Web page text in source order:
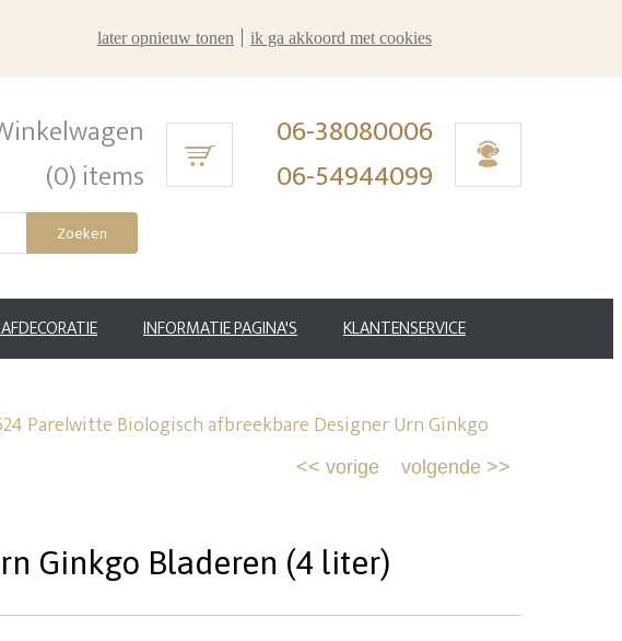
(0) items
06-38080006
06-54944099
Zoeken
INFORMATIE PAGINA'S KLANTENSERVICE
Parelwitte Biologisch afbreekbare Designer Urn Ginkgo
volgende >>
<< vorige
Ginkgo Bladeren (4 liter)
later opnieuw tonen
ik ga akkoord met cookies